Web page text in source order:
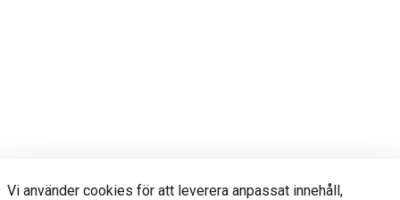
Vi använder cookies för att leverera anpassat innehåll,